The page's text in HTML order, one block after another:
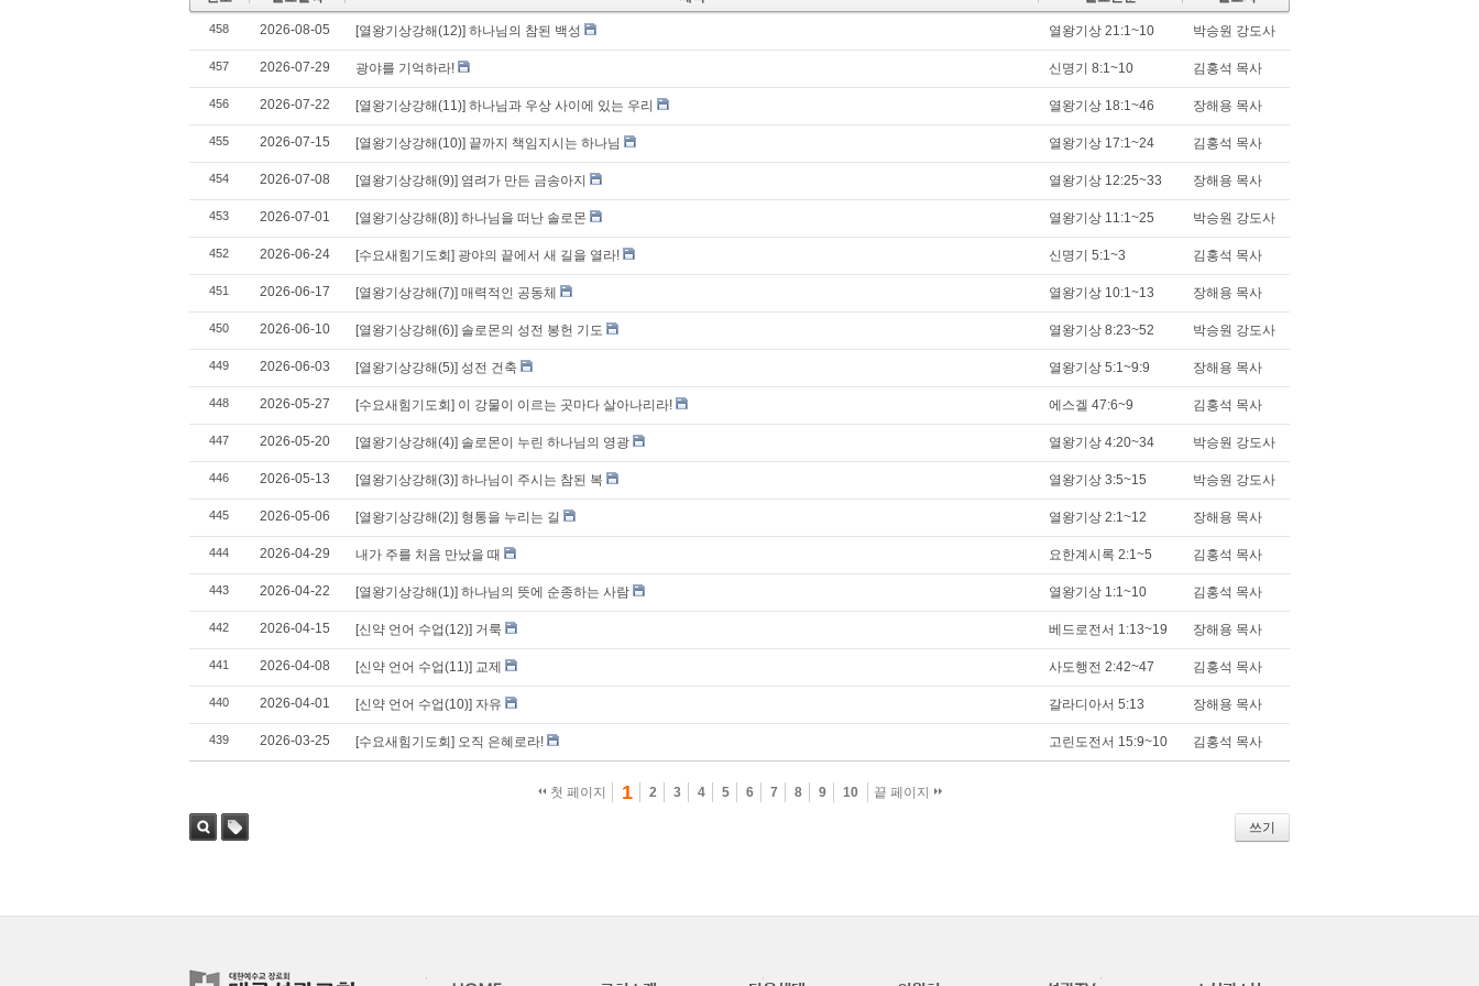
458 2026-08-05 [열왕기상강해(12)] 하나님의 참된 백성 열왕기상 21:1~10 박승원 강도사
457 2026-07-29 광야를 기억하라! 신명기 8:1~10 김홍석 목사
456 2026-07-22 [열왕기상강해(11)] 하나님과 우상 사이에 있는 우리 열왕기상 18:1~46 장해용 목사
455 2026-07-15 [열왕기상강해(10)] 끝까지 책임지시는 하나님 열왕기상 17:1~24 김홍석 목사
454 2026-07-08 [열왕기상강해(9)] 염려가 만든 금송아지 열왕기상 12:25~33 장해용 목사
453 2026-07-01 [열왕기상강해(8)] 하나님을 떠난 솔로몬 열왕기상 11:1~25 박승원 강도사
452 2026-06-24 [수요새힘기도회] 광야의 끝에서 새 길을 열라! 신명기 5:1~3 김홍석 목사
451 2026-06-17 [열왕기상강해(7)] 매력적인 공동체 열왕기상 10:1~13 장해용 목사
450 2026-06-10 [열왕기상강해(6)] 솔로몬의 성전 봉헌 기도 열왕기상 8:23~52 박승원 강도사
449 2026-06-03 [열왕기상강해(5)] 성전 건축 열왕기상 5:1~9:9 장해용 목사
448 2026-05-27 [수요새힘기도회] 이 강물이 이르는 곳마다 살아나리라! 에스겔 47:6~9 김홍석 목사
447 2026-05-20 [열왕기상강해(4)] 솔로몬이 누린 하나님의 영광 열왕기상 4:20~34 박승원 강도사
446 2026-05-13 [열왕기상강해(3)] 하나님이 주시는 참된 복 열왕기상 3:5~15 박승원 강도사
445 2026-05-06 [열왕기상강해(2)] 형통을 누리는 길 열왕기상 2:1~12 장해용 목사
444 2026-04-29 내가 주를 처음 만났을 때 요한계시록 2:1~5 김홍석 목사
443 2026-04-22 [열왕기상강해(1)] 하나님의 뜻에 순종하는 사람 열왕기상 1:1~10 김홍석 목사
442 2026-04-15 [신약 언어 수업(12)] 거룩 베드로전서 1:13~19 장해용 목사
441 2026-04-08 [신약 언어 수업(11)] 교제 사도행전 2:42~47 김홍석 목사
440 2026-04-01 [신약 언어 수업(10)] 자유 갈라디아서 5:13 장해용 목사
439 2026-03-25 [수요새힘기도회] 오직 은혜로라! 고린도전서 15:9~10 김홍석 목사
첫 페이지 1 2 3 4 5 6 7 8 9 10 끝 페이지
쓰기